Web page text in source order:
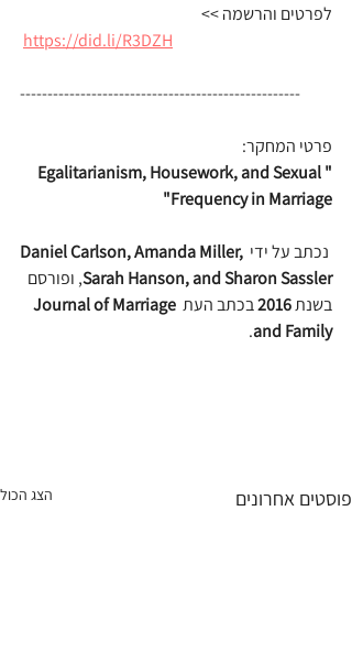
לפרטים והרשמה >>
https://did.li/R3DZH
---------------------------------------------------
פרטי המחקר:
"Egalitarianism, Housework, and Sexual
Frequency in Marriage"
Daniel Carlson, Amanda Miller,
Sarah Hanson, and Sharon Sassler, ופורסם
בשנת 2016 בכתב העת Journal of Marriage
and Family
.
פוסטים אחרונים הצג הכול